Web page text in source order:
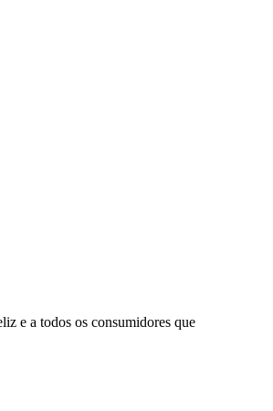
e a todos os consumidores que